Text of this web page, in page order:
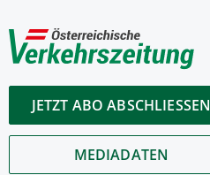
JETZT ABO ABSCHLIESSEN
MEDIADATEN